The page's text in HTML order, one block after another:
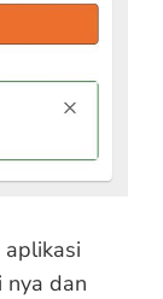
aplikasi
nya dan